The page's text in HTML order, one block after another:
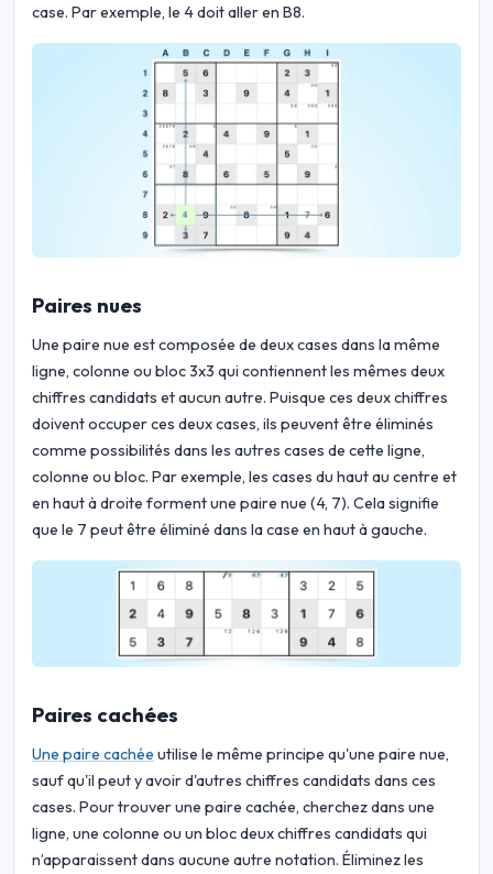
case. Par exemple, le 4 doit aller en B8.
Paires nues
Une paire nue est composée de deux cases dans la même
ligne, colonne ou bloc 3x3 qui contiennent les mêmes deux
chiffres candidats et aucun autre. Puisque ces deux chiffres
doivent occuper ces deux cases, ils peuvent être éliminés
comme possibilités dans les autres cases de cette ligne,
colonne ou bloc. Par exemple, les cases du haut au centre et
en haut à droite forment une paire nue (4, 7). Cela signifie
que le 7 peut être éliminé dans la case en haut à gauche.
Paires cachées
Une paire cachée utilise le même principe qu'une paire nue,
sauf qu'il peut y avoir d'autres chiffres candidats dans ces
cases. Pour trouver une paire cachée, cherchez dans une
ligne, une colonne ou un bloc deux chiffres candidats qui
n’apparaissent dans aucune autre notation. Éliminez les